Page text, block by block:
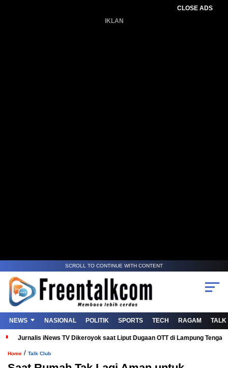
CLOSE ADS
IKLAN
SCROLL TO CONTINUE WITH CONTENT
NEWS NASIONAL POLITIK SPORTS TECH RAGAM TALK
Jurnalis iNews TV Dikeroyok saat Liput Dugaan OTT di Lampung
Home / Talk Club